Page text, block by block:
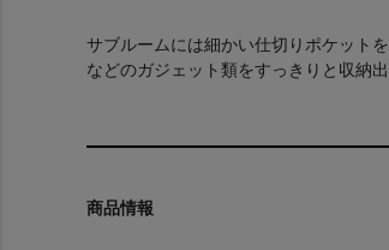
サブルームには細かい仕切りポケット
などのガジェット類をすっきりと収納出
商品情報